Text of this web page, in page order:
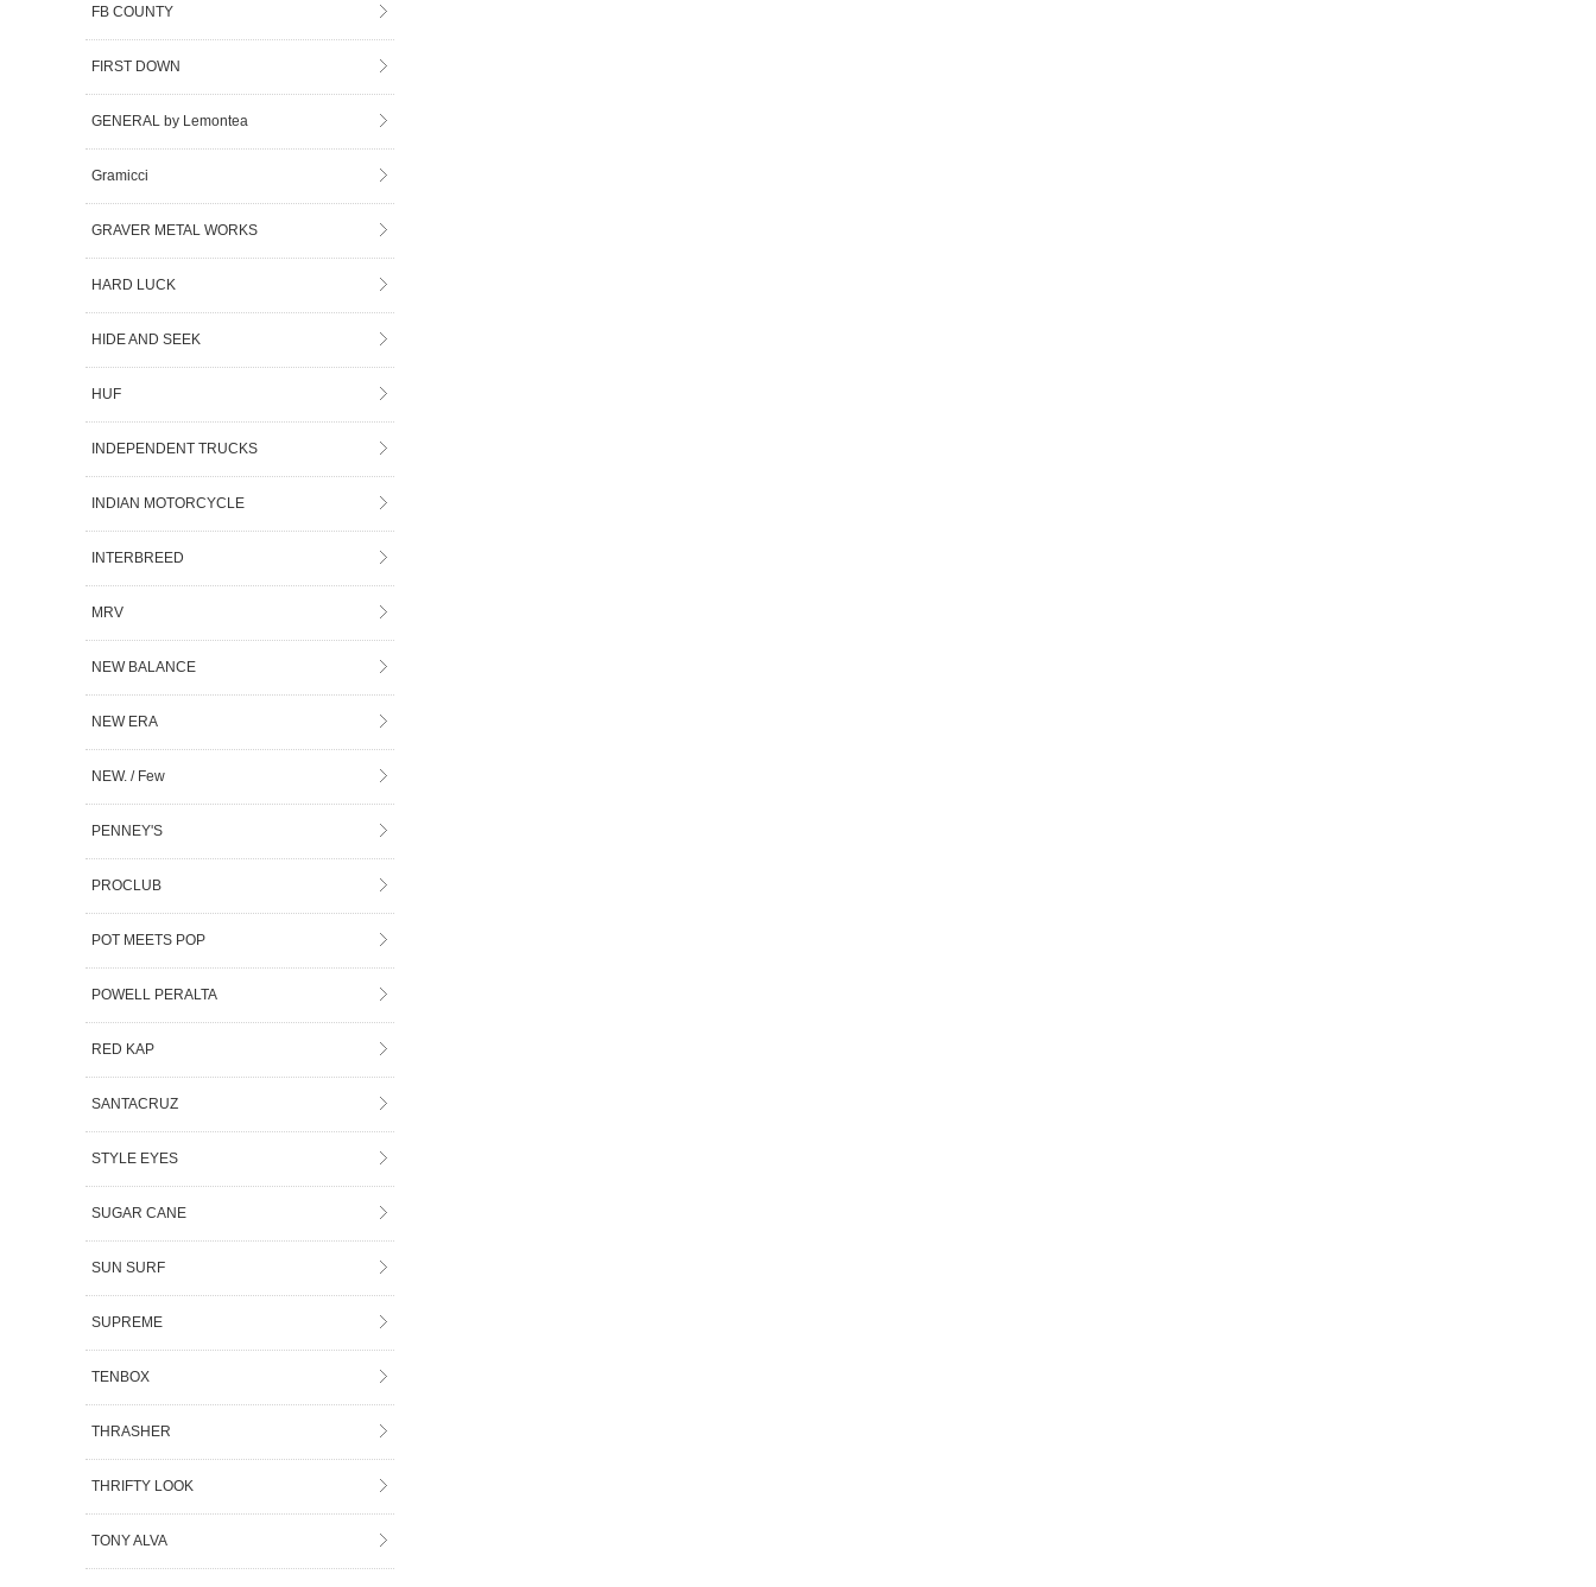
FB COUNTY
FIRST DOWN
GENERAL by Lemontea
Gramicci
GRAVER METAL WORKS
HARD LUCK
HIDE AND SEEK
HUF
INDEPENDENT TRUCKS
INDIAN MOTORCYCLE
INTERBREED
MRV
NEW BALANCE
NEW ERA
NEW. / Few
PENNEY'S
PROCLUB
POT MEETS POP
POWELL PERALTA
RED KAP
SANTACRUZ
STYLE EYES
SUGAR CANE
SUN SURF
SUPREME
TENBOX
THRASHER
THRIFTY LOOK
TONY ALVA